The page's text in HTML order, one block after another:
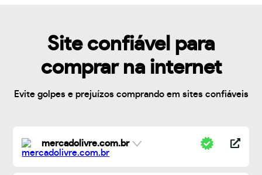
Site confiável para
comprar na internet
Evite golpes e prejuízos comprando em sites confiáveis
mercadolivre.com.br